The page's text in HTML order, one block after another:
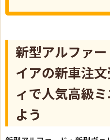
新型アルファ
イアの新車注
ィで人気高級
よう